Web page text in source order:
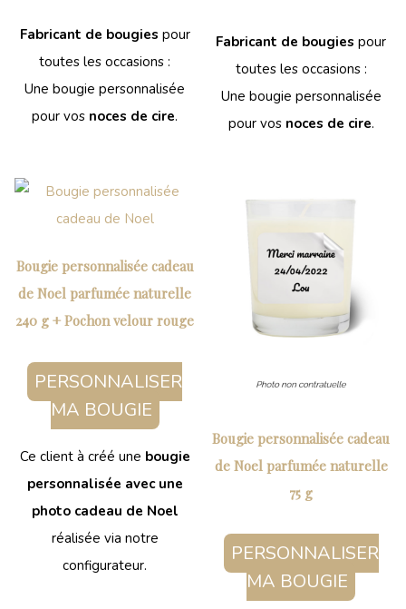
Fabricant de bougies pour
toutes les occasions :
Une bougie personnalisée
pour vos noces de cire.
Fabricant de bougies pour
toutes les occasions :
Une bougie personnalisée
pour vos noces de cire.
Bougie personnalisée cadeau
de Noel parfumée naturelle
240 g + Pochon velour rouge
PERSONNALISER
MA BOUGIE
Ce client à créé une bougie
personnalisée avec une
photo cadeau de Noel
réalisée via notre
configurateur.
Bougie personnalisée cadeau
de Noel parfumée naturelle
75 g
PERSONNALISER
MA BOUGIE